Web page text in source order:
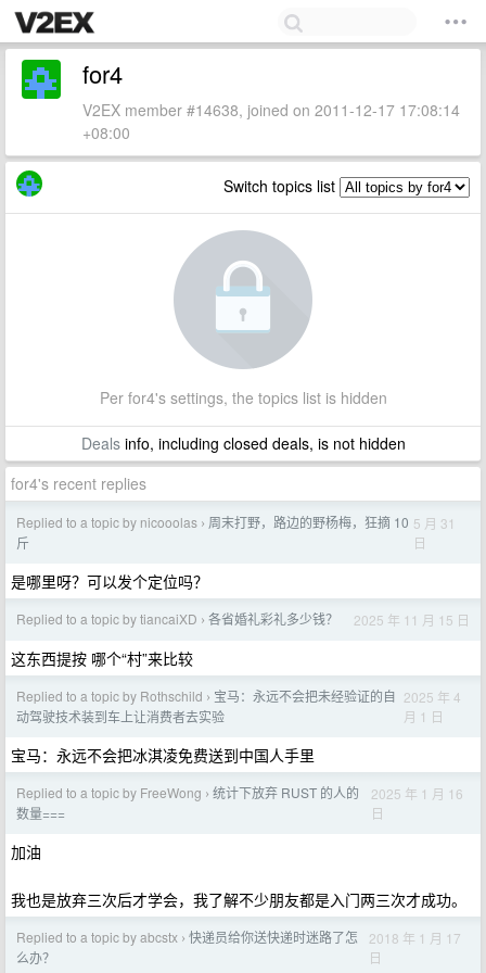
for4
V2EX member #14638, joined on 2011-12-17 17:08:14
+08:00
Switch topics list
Per for4's settings, the topics list is hidden
Dealsinfo, including closed deals, is not hidden
for4's recent replies
Replied to a topic by nicooolas › 周末打野，路边的野杨梅，狂摘 10
斤
5 月 31
日
是哪里呀？可以发个定位吗？
Replied to a topic by tiancaiXD › 各省婚礼彩礼多少钱？ 2025 年 11 月 15 日
这东西提按 哪个“村”来比较
Replied to a topic by Rothschild › 宝马：永远不会把未经验证的自
动驾驶技术装到车上让消费者去实验
2025 年 4
月 1 日
宝马：永远不会把冰淇凌免费送到中国人手里
Replied to a topic by FreeWong › 统计下放弃 RUST 的人的
数量===
2025 年 1 月 16
日
加油
我也是放弃三次后才学会，我了解不少朋友都是入门两三次才成功。
Replied to a topic by abcstx › 快递员给你送快递时迷路了怎
么办？
2018 年 1 月 17
日